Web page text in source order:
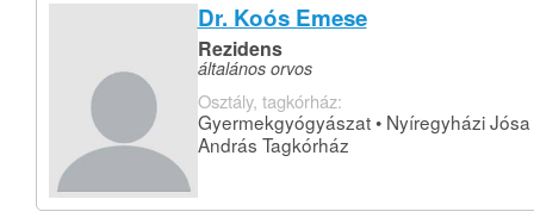
Dr. Koós Emese
Rezidens
általános orvos
Osztály, tagkórház:
Gyermekgyógyászat • Nyíregyházi Jósa
András Tagkórház